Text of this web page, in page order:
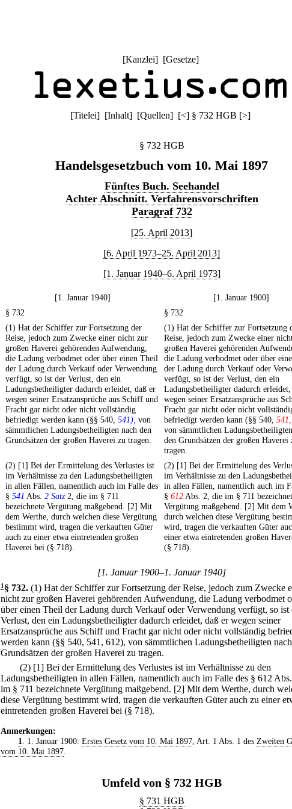
[Kanzlei] [Gesetze]
[Titelei] [Inhalt] [Quellen] [<] § 732 HGB [>]
§ 732 HGB
Handelsgesetzbuch vom 10. Mai 1897
Fünftes Buch. Seehandel
Achter Abschnitt. Verfahrensvorschriften
Paragraf 732
[25. April 2013]
[6. April 1973–25. April 2013]
[1. Januar 1940–6. April 1973]
[1. Januar 1940]
[1. Januar 1900]
§ 732
§ 732
(1) Hat der Schiffer zur Fortsetzung der
Reise, jedoch zum Zwecke einer nicht zur
großen Haverei gehörenden Aufwendung,
die Ladung verbodmet oder über einen Theil
der Ladung durch Verkauf oder Verwendung
verfügt, so ist der Verlust, den ein
Ladungsbetheiligter dadurch erleidet, daß er
wegen seiner Ersatzansprüche aus Schiff und
Fracht gar nicht oder nicht vollständig
befriedigt werden kann (§§ 540, 541), von
sämmtlichen Ladungsbetheiligten nach den
Grundsätzen der großen Haverei zu tragen.
(1) Hat der Schiffer zur Fortsetzung
Reise, jedoch zum Zwecke einer
großen Haverei gehörenden
die Ladung verbodmet oder über
der Ladung durch Verkauf oder
verfügt, so ist der Verlust, den ein
Ladungsbetheiligter dadurch
wegen seiner Ersatzansprüche aus
Fracht gar nicht oder nicht
befriedigt werden kann (§§ 540,
von sämmtlichen
den Grundsätzen der großen Haverei
tragen.
(2) [1] Bei der Ermittelung des Verlustes ist
im Verhältnisse zu den Ladungsbetheiligten
in allen Fällen, namentlich auch im Falle des
§ 541 Abs. 2 Satz2, die im § 711
bezeichnete Vergütung maßgebend. [2] Mit
dem Werthe, durch welchen diese Vergütung
bestimmt wird, tragen die verkauften Güter
auch zu einer etwa eintretenden großen
Haverei bei (§ 718).
(2) [1] Bei der Ermittelung des
im Verhältnisse zu den
in allen Fällen, namentlich auch im
§ 612Abs. 2, die im § 711
Vergütung maßgebend. [2] Mit dem
durch welchen diese Vergütung
wird, tragen die verkauften Güter
einer etwa eintretenden großen
(§ 718).
[1. Januar 1900–1. Januar 1940]
1§ 732. (1) Hat der Schiffer zur Fortsetzung der Reise, jedoch zum Zwecke
nicht zur großen Haverei gehörenden Aufwendung, die Ladung verbodmet
über einen Theil der Ladung durch Verkauf oder Verwendung verfügt, so ist
Verlust, den ein Ladungsbetheiligter dadurch erleidet, daß er wegen seiner
Ersatzansprüche aus Schiff und Fracht gar nicht oder nicht vollständig
werden kann (§§ 540, 541, 612), von sämmtlichen Ladungsbetheiligten
Grundsätzen der großen Haverei zu tragen.
(2) [1] Bei der Ermittelung des Verlustes ist im Verhältnisse zu den
Ladungsbetheiligten in allen Fällen, namentlich auch im Falle des § 612
im § 711 bezeichnete Vergütung maßgebend. [2] Mit dem Werthe, durch
diese Vergütung bestimmt wird, tragen die verkauften Güter auch zu einer
eintretenden großen Haverei bei (§ 718).
Anmerkungen:
1
. 1. Januar 1900: Erstes Gesetz vom 10. Mai 1897, Art. 1 Abs. 1 des Zweiten
vom 10. Mai 1897
Umfeld von § 732 HGB
§ 731 HGB